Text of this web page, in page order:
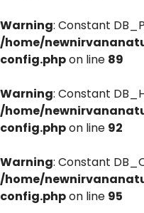
Warning: Constant
/home/
config.phpon line 89
Warning: Constant
/home/
config.phpon line 92
Warning: Constant
/home/
config.phpon line 95